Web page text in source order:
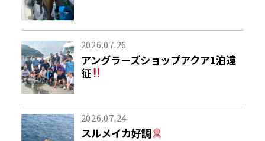
2026.07.26
アングラーズショップアクア1泊遠
征
2026.07.24
スルメイカ好調